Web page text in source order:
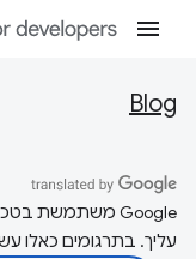
Blog
עליך. בתרגומים כאלו